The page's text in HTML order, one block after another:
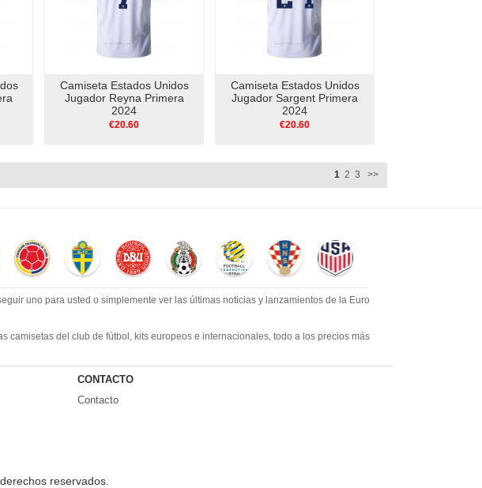
Camiseta Estados Unidos
Jugador Reyna Primera
2024
€20.60
Camiseta Estados Unidos
Jugador Sargent Primera
2024
€20.60
1 2 3 >>
uno para usted o simplemente ver las últimas noticias y lanzamientos de la Euro
camisetas del club de fútbol, ​​kits europeos e internacionales, todo a los precios más
a partir de €17.6. Diseños de fútbol únicos. Envío rápido y envío gratuito en pedidos
CONTACTO
Contacto
reservados.